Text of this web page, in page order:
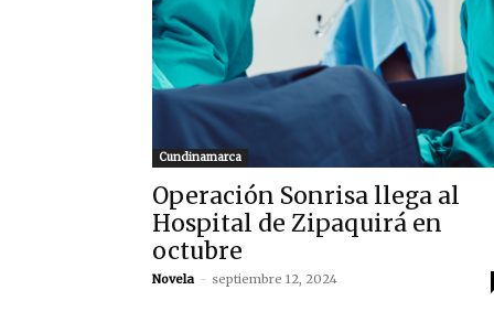
Cundinamarca
Operación Sonrisa llega al
Hospital de Zipaquirá en
octubre
Novela - septiembre 12, 2024